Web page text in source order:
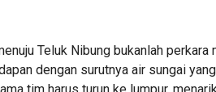
Teluk Nibung bukanlah
dengan surutnya air sungai